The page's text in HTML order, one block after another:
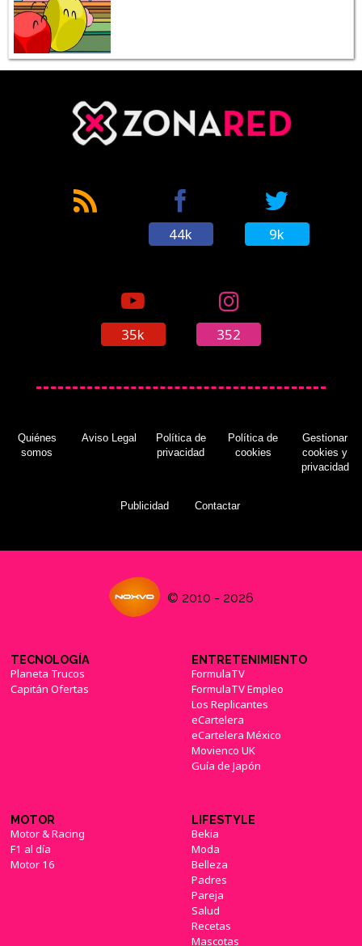
44k 9k
35k 352
Quiénes
somos
Aviso Legal
Política de
privacidad
Política de
cookies
Gestionar
cookies y
privacidad
Publicidad Contactar
© 2010 - 2026
TECNOLOGÍA
Planeta Trucos
Capitán Ofertas
ENTRETENIMIENTO
FormulaTV
FormulaTV Empleo
Los Replicantes
eCartelera
eCartelera México
Movienco UK
Guía de Japón
MOTOR
Motor & Racing
F1 al día
Motor 16
LIFESTYLE
Bekia
Moda
Belleza
Padres
Pareja
Salud
Recetas
Mascotas